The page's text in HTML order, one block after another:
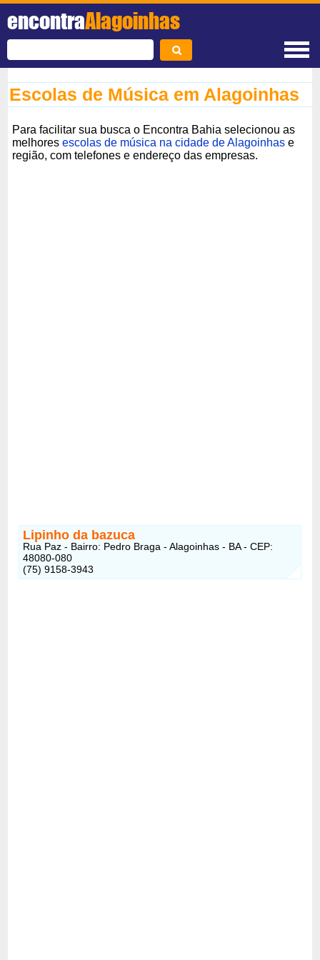
encontraAlagoinhas
Escolas de Música em Alagoinhas
Para facilitar sua busca o Encontra Bahia selecionou as
melhoresescolas de música na cidade de Alagoinhas e
região, com telefones e endereço das empresas.
Lipinho da bazuca
Rua Paz - Bairro: Pedro Braga - Alagoinhas - BA - CEP:
48080-080
(75) 9158-3943